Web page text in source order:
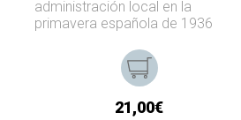
administración local en la
primavera española de 1936
21,00€